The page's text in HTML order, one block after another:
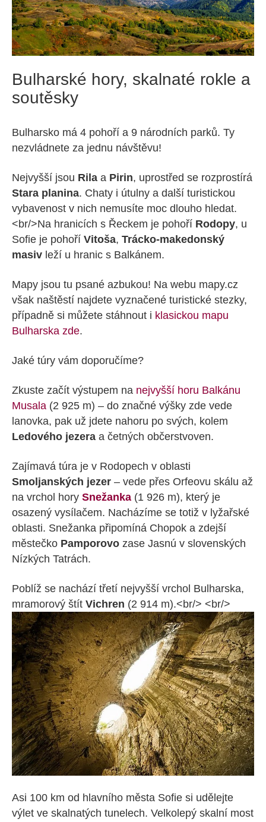
Bulharské hory, skalnaté rokle a
soutěsky
Bulharsko má 4 pohoří a 9 národních parků. Ty
nezvládnete za jednu návštěvu!
Nejvyšší jsou Rila a Pirin, uprostřed se rozprostírá
Stara planina. Chaty i útulny a další turistickou
vybavenost v nich nemusíte moc dlouho hledat.
<br/>Na hranicích s Řeckem je pohoří Rodopy, u
Sofie je pohoří Vitoša, Trácko-makedonský
masiv leží u hranic s Balkánem.
Mapy jsou tu psané azbukou! Na webu mapy.cz
však naštěstí najdete vyznačené turistické stezky,
případně si můžete stáhnout i klasickou mapu
Bulharska zde.
Jaké túry vám doporučíme?
Zkuste začít výstupem na nejvyšší horu Balkánu
Musala (2 925 m) – do značné výšky zde vede
lanovka, pak už jdete nahoru po svých, kolem
Ledového jezera a četných občerstvoven.
Zajímavá túra je v Rodopech v oblasti
Smoljanských jezer – vede přes Orfeovu skálu až
na vrchol hory Snežanka (1 926 m), který je
osazený vysílačem. Nacházíme se totiž v lyžařské
oblasti. Snežanka připomíná Chopok a zdejší
městečko Pamporovo zase Jasnú v slovenských
Nízkých Tatrách.
Poblíž se nachází třetí nejvyšší vrchol Bulharska,
mramorový štít Vichren (2 914 m).<br/> <br/>
Asi 100 km od hlavního města Sofie si udělejte
výlet ve skalnatých tunelech. Velkolepý skalní most